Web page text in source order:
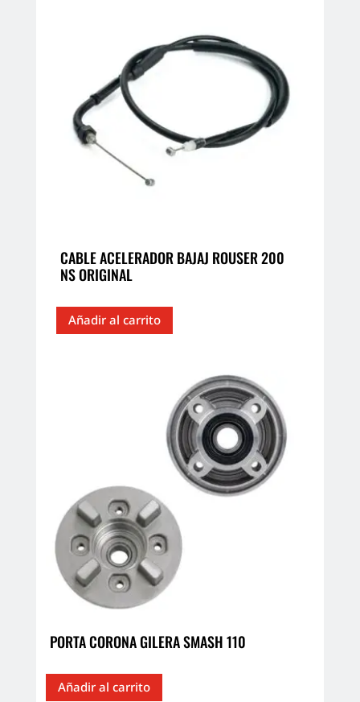
CABLE ACELERADOR BAJAJ ROUSER 200
NS ORIGINAL
Añadir al carrito
PORTA CORONA GILERA SMASH 110
Añadir al carrito